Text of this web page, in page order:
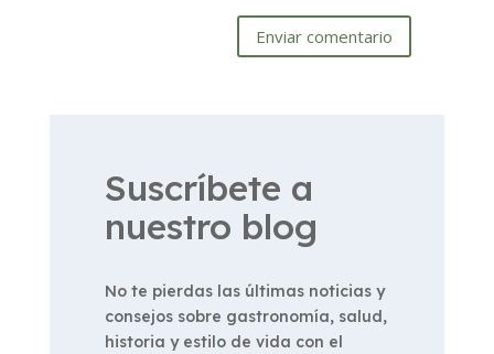
Enviar comentario
Suscríbete a
nuestro blog
No te pierdas las últimas noticias y
consejos sobre gastronomía, salud,
historia y estilo de vida con el